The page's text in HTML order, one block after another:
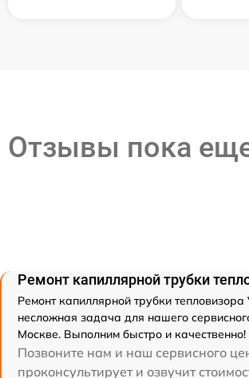
Отзывы пока
Ремонт капиллярной трубки
Ремонт капиллярной трубки тепловизора
несложная задача для нашего
Москве. Выполним быстро и качественно!
Позвоните нам и наш сервисного
проконсультирует и озвучит